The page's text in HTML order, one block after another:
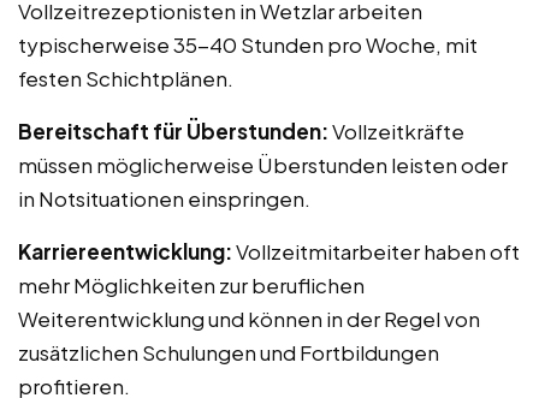
Vollzeitrezeptionisten in Wetzlar arbeiten
typischerweise 35-40 Stunden pro Woche, mit
festen Schichtplänen.
Bereitschaft für Überstunden:Vollzeitkräfte
müssen möglicherweise Überstunden leisten oder
in Notsituationen einspringen.
Karriereentwicklung:Vollzeitmitarbeiter haben oft
mehr Möglichkeiten zur beruflichen
Weiterentwicklung und können in der Regel von
zusätzlichen Schulungen und Fortbildungen
profitieren.